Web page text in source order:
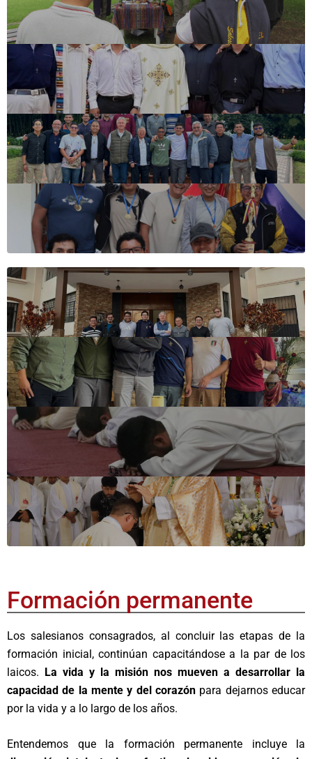
Formación permanente
Los salesianos consagrados, al concluir las etapas de la
formación inicial, continúan capacitándose a la par de los
laicos. La vida y la misión nos mueven a desarrollar la
capacidad de la mente y del corazón para dejarnos educar
por la vida y a lo largo de los años.
Entendemos que la formación permanente incluye la